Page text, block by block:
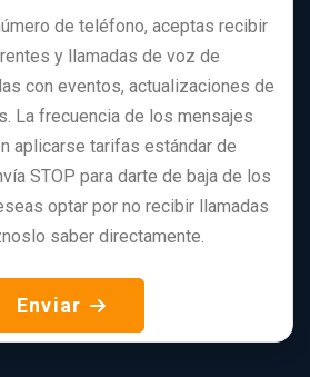
de teléfono, aceptas recibir
y llamadas de voz de
con eventos, actualizaciones de
La frecuencia de los mensajes
aplicarse tarifas estándar de
STOP para darte de baja de los
optar por no recibir llamadas
saber directamente.
Enviar